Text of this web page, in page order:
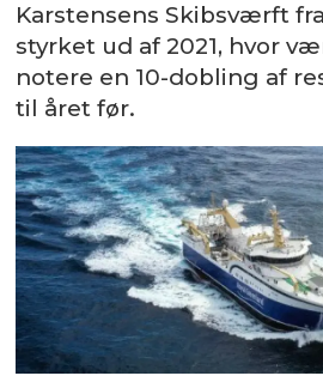
Karstensens Skibsværft
styrket ud af 2021, hvor
notere en 10-dobling af
til året før.